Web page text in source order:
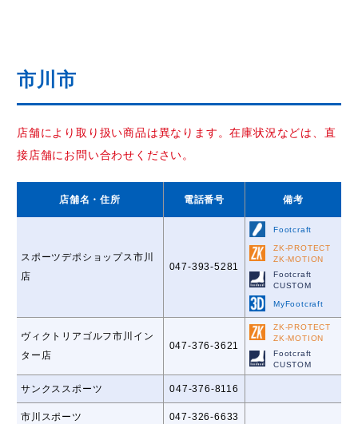
市川市
店舗により取り扱い商品は異なります。在庫状況などは、直
接店舗にお問い合わせください。
店舗名 ・住所 電話番号 備考
スポーツデポショップス市川
店
047-393-5281
Footcraft
ZK-PROTECT
ZK-MOTION
Footcraft
CUSTOM
MyFootcraft
ヴィクトリアゴルフ市川イン
ター店
047-376-3621
ZK-PROTECT
ZK-MOTION
Footcraft
CUSTOM
サンクススポーツ 047-376-8116
市川スポーツ 047-326-6633